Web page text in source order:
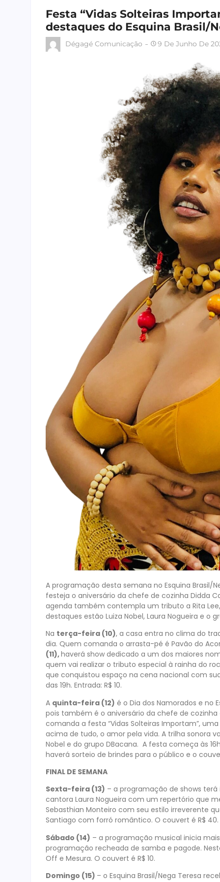
Festa “Vidas Solteiras
destaques do Esquina Brasil/
Dégagé Comunicação 9 De Junho De
A programação desta semana no Esquina Brasil/
festeja o aniversário da chefe de cozinha Didda
agenda também contempla um tributo a Rita
destaques estão Luiza Nobel, Laura Nogueira e o
Na terça-feira (10), a casa entra no clima do
dia. Quem comanda o arrasta-pé é Pavão do
(11),haverá show dedicado a um dos maiores
quem vai realizar o tributo especial à rainha do
que conquistou espaço na cena nacional com
das 19h. Entrada: R$ 10.
A quinta-feira (12) é o Dia dos Namorados e no
pois também é o aniversário da chefe de cozinha
comanda a festa “Vidas Solteiras Importam”,
acima de tudo, o amor pela vida. A trilha sonora
Nobel e do grupo DBacana. A festa começa às
haverá sorteio de brindes para o público e o
FINAL DE SEMANA
Sexta-feira (13) – a programação de shows
cantora Laura Nogueira com um repertório que
Sebasthian Monteiro com seu estilo irreverente
Santiago com forró romântico. O couvert é R$ 40.
Sábado (14) – a programação musical inicia
programação recheada de samba e pagode.
Off e Mesura. O couvert é R$ 10.
Domingo (15) – o Esquina Brasil/Nega Teresa